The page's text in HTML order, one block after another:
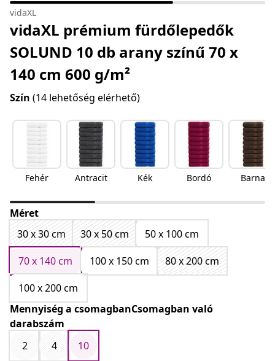
vidaXL
vidaXL prémium fürdőlepedők
SOLUND 10 db arany színű 70 x
140 cm 600 g/m²
Szín (14 lehetőség elérhető)
Fehér Antracit Kék Bordó Barna
Méret
30 x 30 cm
30 x 50 cm
50 x 100 cm
70 x 140 cm
100 x 150 cm
80 x 200 cm
100 x 200 cm
Mennyiség a csomagbanCsomagban való
darabszám
2
4 10